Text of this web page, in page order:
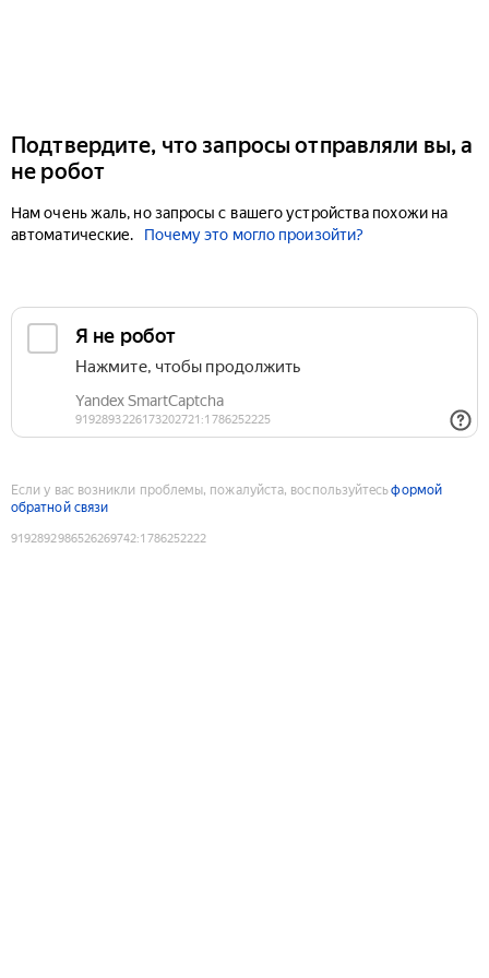
Подтвердите, что запросы отправляли вы, а
не робот
Нам очень жаль, но запросы с вашего устройства похожи на
автоматические.
Почему это могло произойти?
Если у вас возникли проблемы, пожалуйста, воспользуйтесьформой
обратной связи
9192892986526269742:1786252222